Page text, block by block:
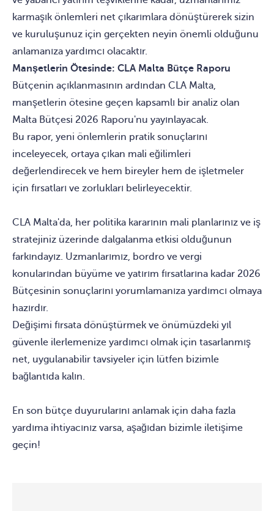
karmaşık önlemleri net çıkarımlara dönüştürerek sizin
ve kuruluşunuz için gerçekten neyin önemli olduğunu
anlamanıza yardımcı olacaktır.
Manşetlerin Ötesinde: CLA Malta Bütçe Raporu
Bütçenin açıklanmasının ardından CLA Malta,
manşetlerin ötesine geçen kapsamlı bir analiz olan
Malta Bütçesi 2026 Raporu'nu yayınlayacak.
Bu rapor, yeni önlemlerin pratik sonuçlarını
inceleyecek, ortaya çıkan mali eğilimleri
değerlendirecek ve hem bireyler hem de işletmeler
için fırsatları ve zorlukları belirleyecektir.
CLA Malta'da, her politika kararının mali planlarınız ve iş
stratejiniz üzerinde dalgalanma etkisi olduğunun
farkındayız. Uzmanlarımız, bordro ve vergi
konularından büyüme ve yatırım fırsatlarına kadar 2026
Bütçesinin sonuçlarını yorumlamanıza yardımcı olmaya
hazırdır.
Değişimi fırsata dönüştürmek ve önümüzdeki yıl
güvenle ilerlemenize yardımcı olmak için tasarlanmış
net, uygulanabilir tavsiyeler için lütfen bizimle
bağlantıda kalın.
En son bütçe duyurularını anlamak için daha fazla
yardıma ihtiyacınız varsa, aşağıdan bizimle iletişime
geçin!